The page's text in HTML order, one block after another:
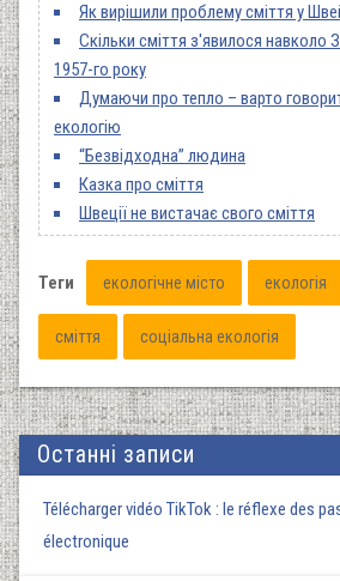
Як вирішили проблему сміття у
Скільки сміття з'явилося навколо
1957-го року
Думаючи про тепло – варто
екологію
“Безвідходна” людина
Казка про сміття
Швеції не вистачає свого сміття
Теги екологічне місто екологія
сміття соціальна екологія
Останні записи
Télécharger vidéo TikTok : le réflexe des
électronique